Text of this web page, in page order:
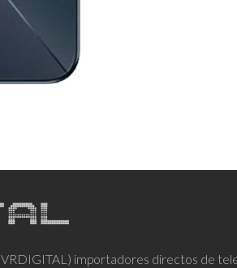
importadores directos de